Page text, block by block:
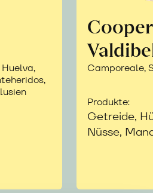
Camporeale,
Produkte:
Getreide,
Nüsse,